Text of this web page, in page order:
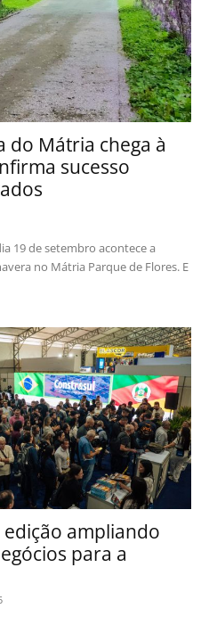
do Mátria chega à
sucesso
19 de setembro acontece a
no Mátria Parque de Flores. E
edição ampliando
para a